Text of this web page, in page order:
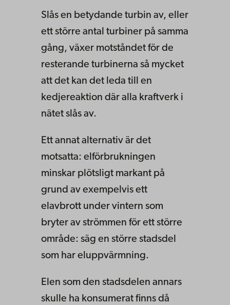
Slås en betydande turbin av, eller
ett större antal turbiner på samma
gång, växer motståndet för de
resterande turbinerna så mycket
att det kan det leda till en
kedjereaktion där alla kraftverk i
nätet slås av.
Ett annat alternativ är det
motsatta: elförbrukningen
minskar plötsligt markant på
grund av exempelvis ett
elavbrott under vintern som
bryter av strömmen för ett större
område: säg en större stadsdel
som har eluppvärmning.
Elen som den stadsdelen annars
skulle ha konsumerat finns då